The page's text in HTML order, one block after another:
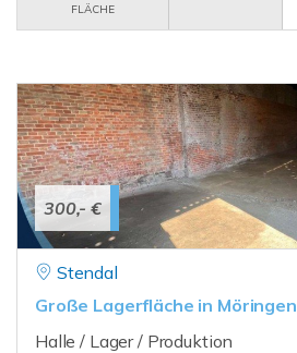
FLÄCHE
300,- €
Stendal
Große Lagerfläche in Möringen
Halle / Lager / Produktion